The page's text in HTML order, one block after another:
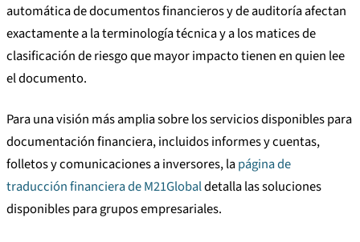
automática de documentos financieros y de auditoría afectan
exactamente a la terminología técnica y a los matices de
clasificación de riesgo que mayor impacto tienen en quien lee
el documento.
Para una visión más amplia sobre los servicios disponibles para
documentación financiera, incluidos informes y cuentas,
folletos y comunicaciones a inversores, lapágina de
traducción financiera de M21Globaldetalla las soluciones
disponibles para grupos empresariales.